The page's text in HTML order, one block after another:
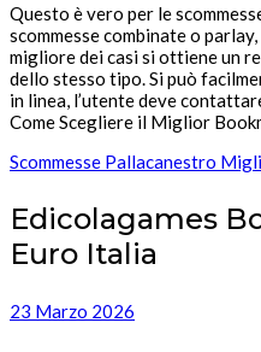
Questo è vero per le
scommesse combinate o
migliore dei casi si ottiene un
dello stesso tipo. Si può
in linea, l’utente deve
Come Scegliere il Miglior
Scommesse Pallacanestro
Edicolagames
Euro Italia
23 Marzo 2026